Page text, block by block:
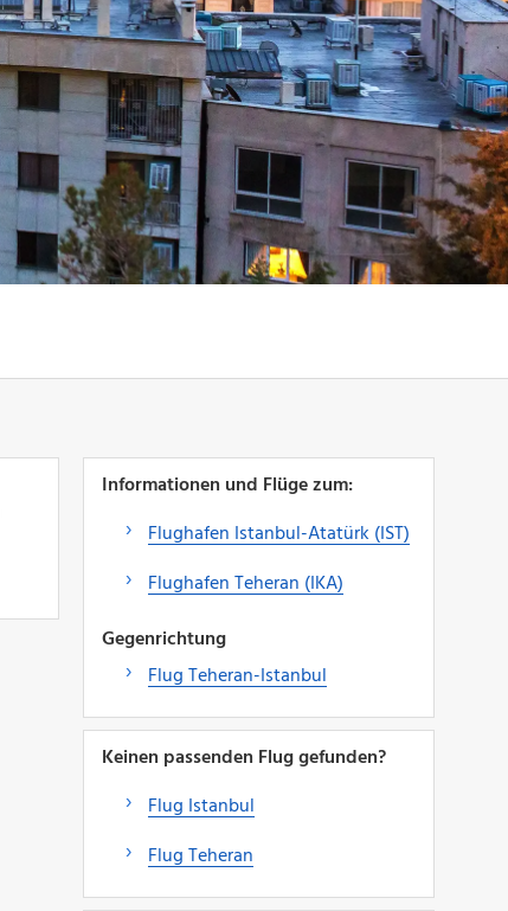
Informationen und Flüge zum:
Flughafen Istanbul-Atatürk (IST)
Flughafen Teheran (IKA)
Gegenrichtung
Flug Teheran-Istanbul
Keinen passenden Flug gefunden?
Flug Istanbul
Flug Teheran